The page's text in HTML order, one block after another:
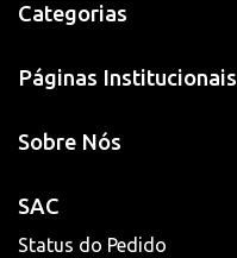
Categorias
Páginas Institucionais
Sobre Nós
SAC
Status do Pedido